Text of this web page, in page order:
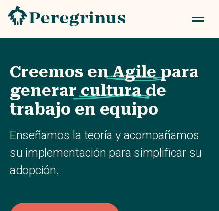
Creemos enAgilepara
generarculturade
trabajo en equipo
Enseñamos la teoría y acompañamos
su implementación para simplificar su
adopción.